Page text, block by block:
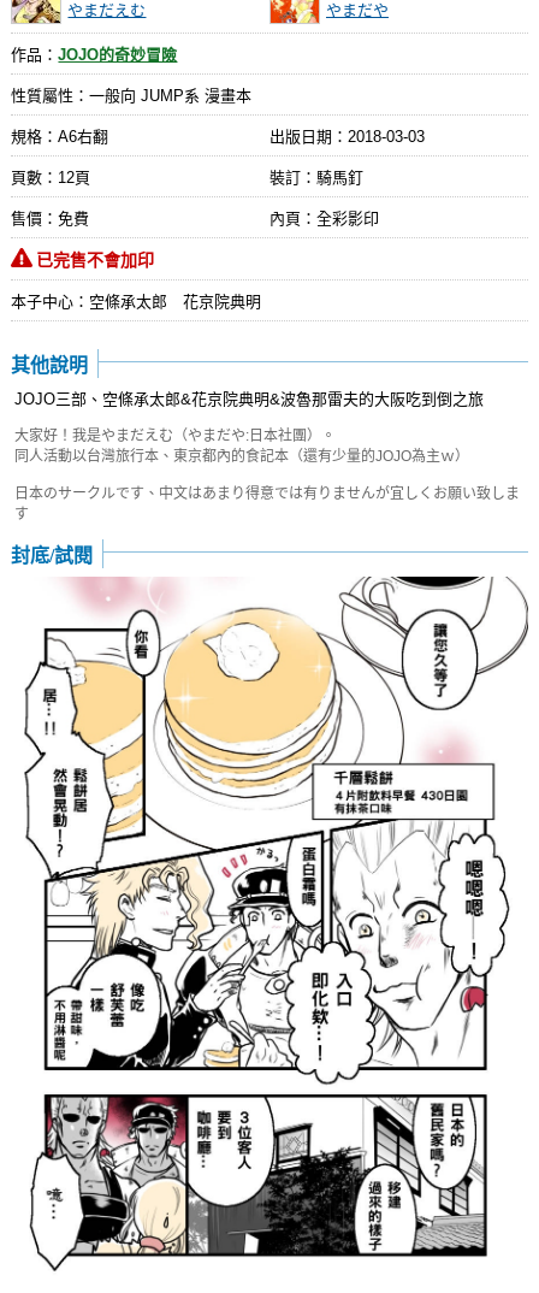
やまだえむ やまだや
作品：JOJO的奇妙冒險
性質屬性：一般向 JUMP系 漫畫本
規格：A6右翻 出版日期： 2018-03-03
頁數：12頁 裝訂：騎馬釘
售價：免費 內頁：全彩影印
已完售不會加印
本子中心：空條承太郎 花京院典明
其他說明
JOJO三部、空條承太郎&花京院典明&波魯那雷夫的大阪吃到倒之旅
大家好！我是やまだえむ（やまだや:日本社團）。
同人活動以台灣旅行本、東京都內的食記本（還有少量的JOJO為主ｗ）
日本のサークルです、中文はあまり得意では有りませんが宜しくお願い致しま
す
封底/試閱